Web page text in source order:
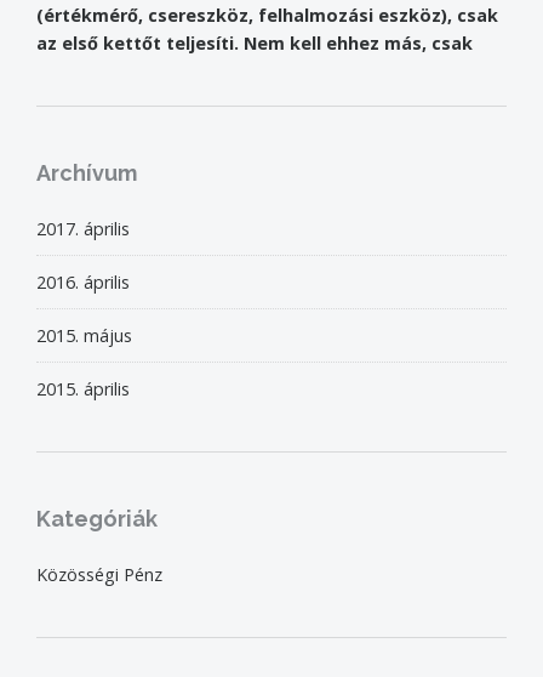
(értékmérő, csereszköz, felhalmozási eszköz), csak
az első kettőt teljesíti. Nem kell ehhez más, csak
Archívum
2017. április
2016. április
2015. május
2015. április
Kategóriák
Közösségi Pénz